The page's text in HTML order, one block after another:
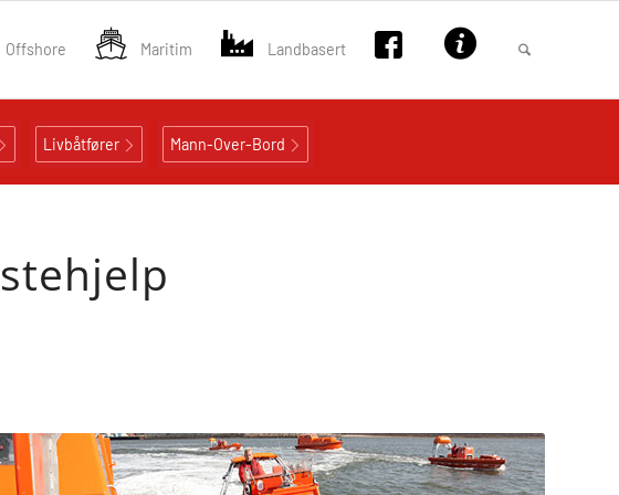
Offshore Maritim Landbasert
Livbåtfører Mann-Over-Bord